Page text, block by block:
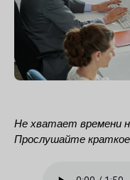
Не хватает времени
Прослушайте